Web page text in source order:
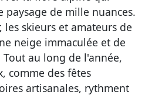
de mille nuances.
les skieurs et amateurs de
neige immaculée et de
Tout au long de l'année,
comme des fêtes
artisanales, rythment